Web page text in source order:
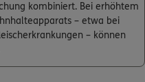
kombiniert. Bei erhöhtem
– etwa bei
– können